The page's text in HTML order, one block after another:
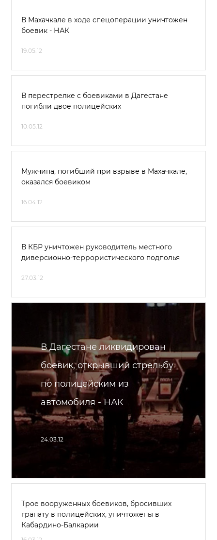
В Махачкале в ходе спецоперации уничтожен
боевик - НАК
19.05.12
В перестрелке с боевиками в Дагестане
погибли двое полицейских
10.05.12
Мужчина, погибший при взрыве в Махачкале,
оказался боевиком
16.04.12
В КБР уничтожен руководитель местного
диверсионно-террористического подполья
27.03.12
В Дагестане ликвидирован
боевик, открывший стрельбу
по полицейским из
автомобиля - НАК
24.03.12
Трое вооруженных боевиков, бросивших
гранату в полицейских, уничтожены в
Кабардино-Балкарии